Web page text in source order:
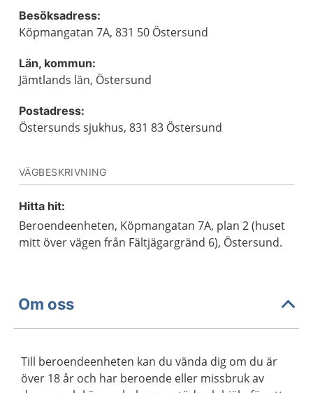
Besöksadress:
Köpmangatan 7A, 831 50 Östersund
Län, kommun:
Jämtlands län, Östersund
Postadress:
Östersunds sjukhus, 831 83 Östersund
VÄGBESKRIVNING
Hitta hit:
Beroendeenheten, Köpmangatan 7A, plan 2 (huset
mitt över vägen från Fältjägargränd 6), Östersund.
Om oss
Till beroendeenheten kan du vända dig om du är
över 18 år och har beroende eller missbruk av